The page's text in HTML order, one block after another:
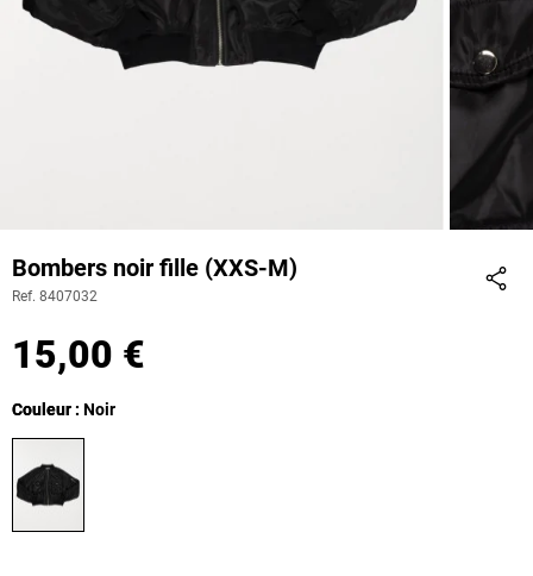
Bombers noir fille (XXS-M)
Ref. 8407032
15,00 €
Couleur
Couleur : Noir